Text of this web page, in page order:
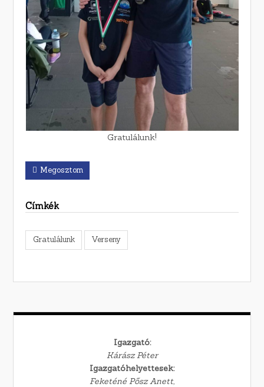
Gratulálunk!
Megosztom
Címkék
Gratulálunk Verseny
Igazgató:
Kárász Péter
Igazgatóhelyettesek:
Feketéné Pősz Anett,